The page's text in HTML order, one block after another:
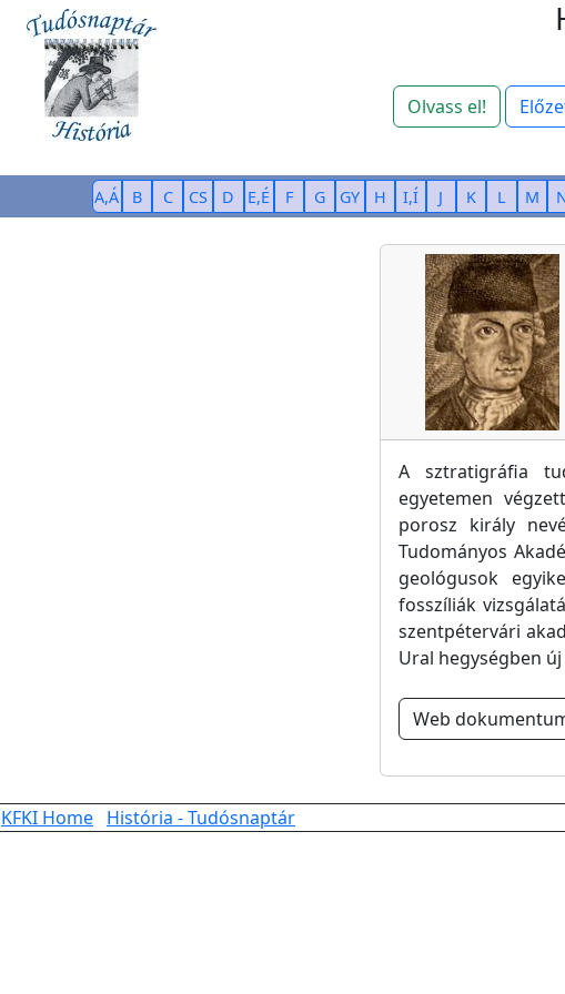
Olvass el!
A,Á B C CS D E,É F G GY H I,Í J K L M
A sztratigráfia
egyetemen
porosz király
Tudományos
geológusok
fosszíliák
szentpétervári
Ural hegységben
Web
KFKI Home História - Tudósnaptár